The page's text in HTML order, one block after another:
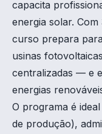
capacita
energia solar.
curso prepara
usinas
centralizadas — e
energias
O programa é
de produção),